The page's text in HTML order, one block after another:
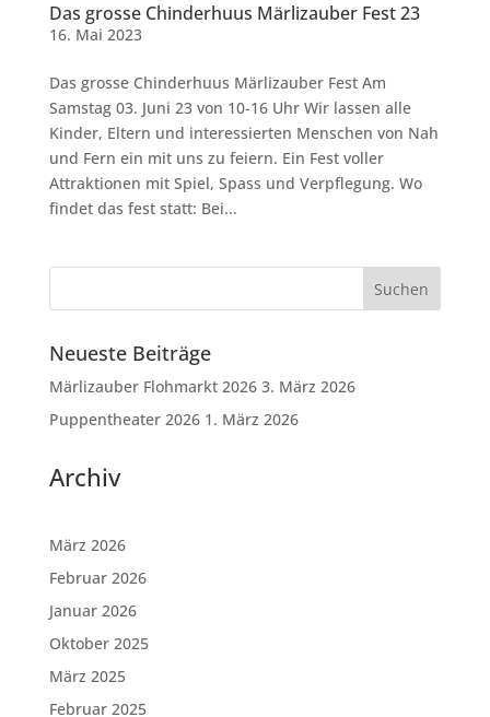
Das grosse Chinderhuus Märlizauber Fest 23
16. Mai 2023
Das grosse Chinderhuus Märlizauber Fest Am
Samstag 03. Juni 23 von 10-16 Uhr Wir lassen alle
Kinder, Eltern und interessierten Menschen von Nah
und Fern ein mit uns zu feiern. Ein Fest voller
Attraktionen mit Spiel, Spass und Verpflegung. Wo
findet das fest statt: Bei...
Neueste Beiträge
Märlizauber Flohmarkt 2026 3. März 2026
Puppentheater 2026 1. März 2026
Archiv
März 2026
Februar 2026
Januar 2026
Oktober 2025
März 2025
Februar 2025